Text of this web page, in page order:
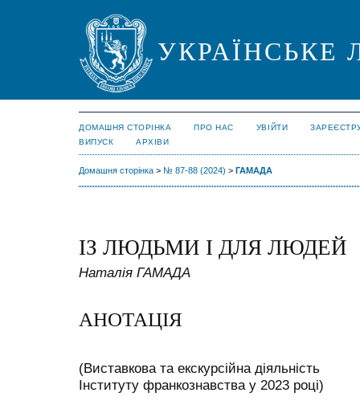
УКРАЇНСЬКЕ
ДОМАШНЯ СТОРІНКА ПРО НАС УВІЙТИ
ВИПУСК
АРХІВИ
Домашня сторінка > № 87-88 (2024) > ГАМАДА
ІЗ ЛЮДЬМИ І ДЛЯ ЛЮДЕЙ
Наталія ГАМАДА
АНОТАЦІЯ
(Виставкова та екскурсійна діяльність
Інституту франкознавства у 2023 році)